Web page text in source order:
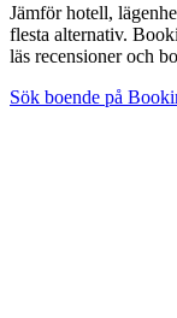
Jämför hotell,
flesta alternativ.
läs recensioner och
Sök boende på